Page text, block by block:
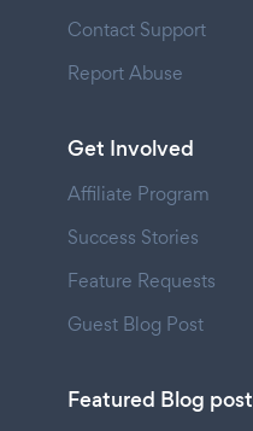
Contact Support
Report Abuse
Get Involved
Affiliate Program
Success Stories
Feature Requests
Guest Blog Post
Featured Blog post